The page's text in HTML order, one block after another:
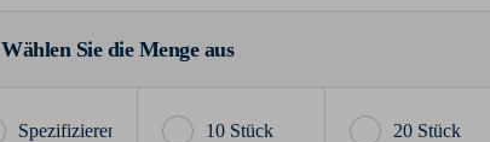
Wählen Sie die Menge aus
10 Stück 20 Stück